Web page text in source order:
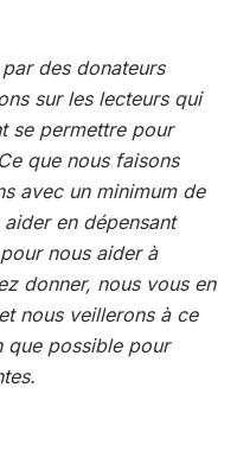
des donateurs
sur les lecteurs qui
se permettre pour
que nous faisons
avec un minimum de
en dépensant
nous aider à
donner, nous vous en
nous veillerons à ce
que possible pour